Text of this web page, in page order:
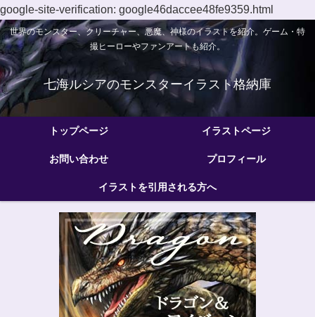
google-site-verification: google46daccee48fe9359.html
世界のモンスター、クリーチャー、悪魔、神様のイラストを紹介。ゲーム・特
撮ヒーローやファンアートも紹介。
七海ルシアのモンスターイラスト格納庫
トップページ イラストページ
お問い合わせ プロフィール
イラストを引用される方へ